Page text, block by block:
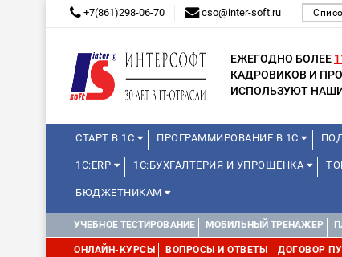
+7(861)298-06-70 cso@inter-soft.ru
ЕЖЕГОДНО БОЛЕЕ
КАДРОВИКОВ И
ИСПОЛЬЗУЮТ
СТАРТ В 1С ПРОГРАММИРОВАНИЕ В 1С
1С:ERP 1С:БУХГАЛТЕРИЯ И УПРОЩЕНКА
БЮДЖЕТНИКАМ
МИНИ-КУРСЫ КУРСЫ ДЛЯ ШКОЛЬНИКОВ
УПРАВЛЕНИЕ ПРОЕКТАМИ УПРАВЛЕНЦАМ
УЧЕБНОЕ ТЕСТИРОВАНИЕ МОБИЛЬНЫЙ ТРЕНАЖЕР
ОНЛАЙН-КУРСЫ ВОПРОСЫ И ОТВЕТЫ ДОГОВОР